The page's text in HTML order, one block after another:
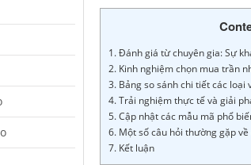
1. Đánh giá từ chuyên gia: Sự
2. Kinh nghiệm chọn mua trần
3. Bảng so sánh chi tiết các loại
4. Trải nghiệm thực tế và giải
5. Cập nhật các mẫu mã phổ
6. Một số câu hỏi thường gặp
7. Kết luận